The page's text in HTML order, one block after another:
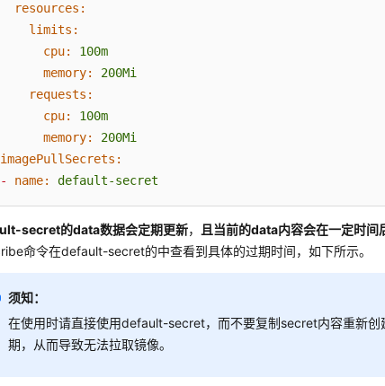
resources:
limits:
cpu:
100m
memory:
200Mi
requests:
cpu:
100m
memory:
200Mi
imagePullSecrets:
-
name: default-secret
secret的data数据会定期更新， 且当前的data内容会在一定时间
命令在default-secret的中查看到具体的过期时间，如下所示。
须知：
在使用时请直接使用default-secret，而不要复制secret内容重新
期，从而导致无法拉取镜像。